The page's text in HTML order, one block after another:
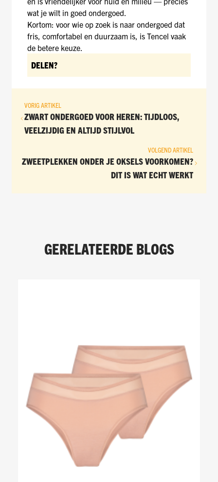
wat je wilt in goed ondergoed.
Kortom: voor wie op zoek is naar ondergoed dat
fris, comfortabel en duurzaam is, is Tencel vaak
de betere keuze.
DELEN?
VORIG ARTIKEL
ZWART ONDERGOED VOOR HEREN: TIJDLOOS,
VEELZIJDIG EN ALTIJD STIJLVOL
VOLGEND ARTIKEL
ZWEETPLEKKEN ONDER JE OKSELS VOORKOMEN?
DIT IS WAT ECHT WERKT
GERELATEERDE BLOGS